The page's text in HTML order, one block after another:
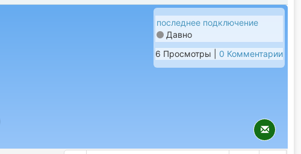
последнее подключение
Давно
6 Просмотры | 0 Комментарии